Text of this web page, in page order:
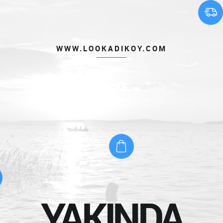
WWW.LOOKADIKOY.COM